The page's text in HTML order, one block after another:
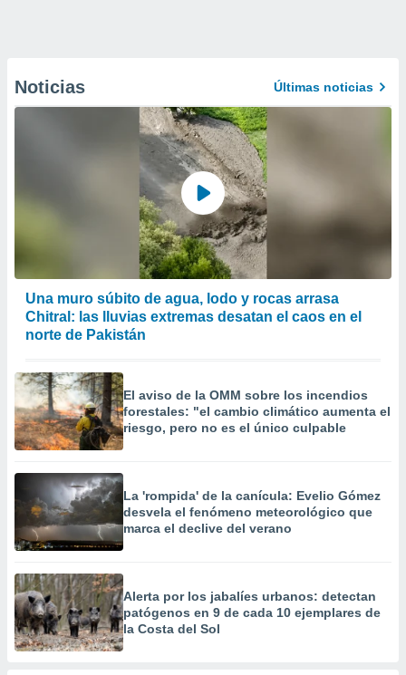
Noticias Últimas noticias
Una muro súbito de agua, lodo y rocas arrasa
Chitral: las lluvias extremas desatan el caos en el
norte de Pakistán
El aviso de la OMM sobre los incendios
forestales: "el cambio climático aumenta el
riesgo, pero no es el único culpable
La 'rompida' de la canícula: Evelio Gómez
desvela el fenómeno meteorológico que
marca el declive del verano
Alerta por los jabalíes urbanos: detectan
patógenos en 9 de cada 10 ejemplares de
la Costa del Sol